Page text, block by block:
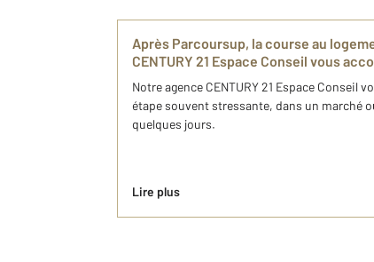
Après Parcoursup, la course au
CENTURY 21 Espace Conseil vous
Notre agence CENTURY 21 Espace Conseil
étape souvent stressante, dans un marché
quelques jours.
Lire plus